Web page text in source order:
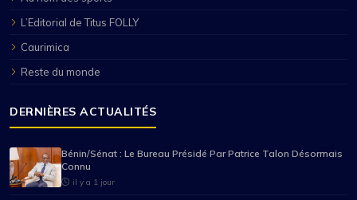
L’Editorial de Titus FOLLY
Caurimica
Reste du monde
DERNIÈRES ACTUALITÉS
Bénin/Sénat : Le Bureau Présidé Par Patrice Talon Désormais
Connu
il y a 1 jour